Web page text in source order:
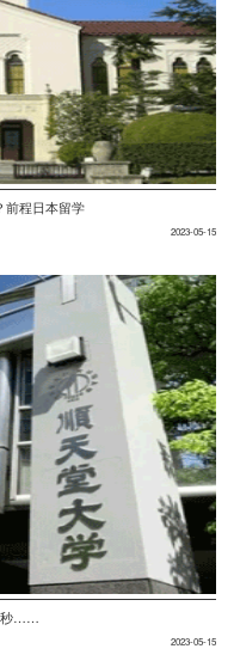
前程日本留学
2023-05-15
秒……
2023-05-15